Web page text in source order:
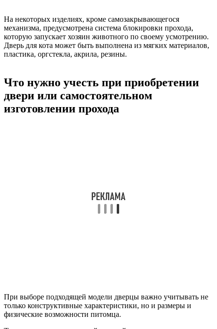
На некоторых изделиях, кроме самозакрывающегося
механизма, предусмотрена система блокировки прохода,
которую запускает хозяин животного по своему усмотрению.
Дверь для кота может быть выполнена из мягких материалов,
пластика, оргстекла, акрила, резины.
Что нужно учесть при приобретении
двери или самостоятельном
изготовлении прохода
При выборе подходящей модели дверцы важно учитывать не
только конструктивные характеристики, но и размеры и
физические возможности питомца.